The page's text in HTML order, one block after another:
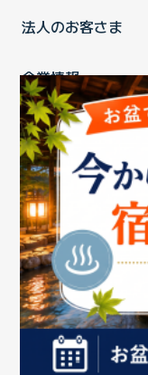
法人のお客さま
企業情報
ご利用中の方
お問い合わせ消費税の
個人情報保護ポリシー
特定商取引法に基づ
商標について
Copyright